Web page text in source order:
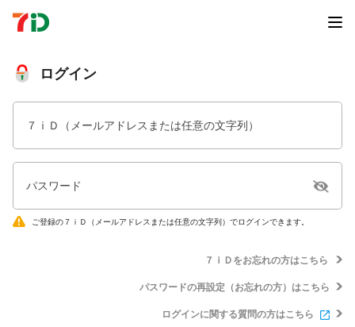
ログイン
７ｉＤ（メールアドレスまたは任意の文字列）
パスワード
ご登録の７ｉＤ（メールアドレスまたは任意の文字列）でログインできます。
７ｉＤをお忘れの方はこちら
パスワードの再設定（お忘れの方）はこちら
ログインに関する質問の方はこちら